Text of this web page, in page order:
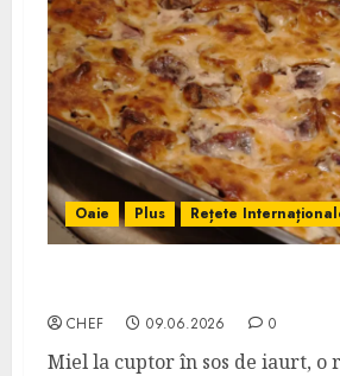
Oaie Plus Rețete
CHEF 09.06.2026 0
Miel la cuptor în sos de iaurt, o